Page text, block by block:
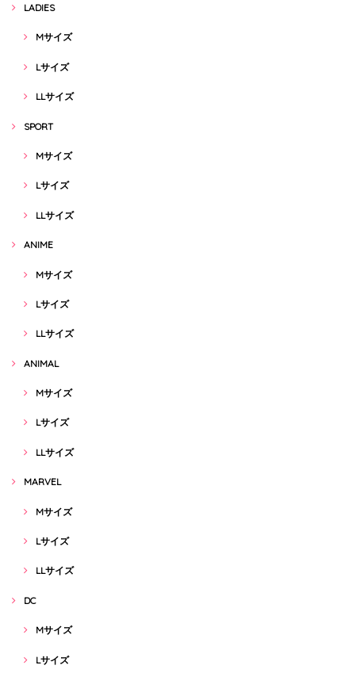
LADIES
Mサイズ
Lサイズ
LLサイズ
SPORT
Mサイズ
Lサイズ
LLサイズ
ANIME
Mサイズ
Lサイズ
LLサイズ
ANIMAL
Mサイズ
Lサイズ
LLサイズ
MARVEL
Mサイズ
Lサイズ
LLサイズ
DC
Mサイズ
Lサイズ